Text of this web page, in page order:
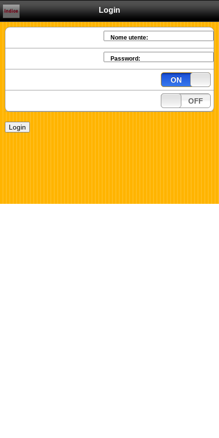
Login
Indice
Nome utente:
Password:
ON
OFF